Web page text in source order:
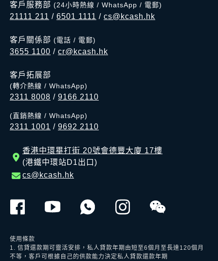
客戶服務部 (24小時熱線 / WhatsApp / 電郵)
21111 211 / 6501 1111 / cs@kcash.hk
客戶關係部 (電話 / 電郵)
3655 1100 / cr@kcash.hk
客戶拓展部
(轉介熱線 / WhatsApp)
2311 8008 / 9166 2110
(直銷熱線 / WhatsApp)
2311 1001 / 9692 2110
香港中環畢打街 20號會德豐大廈 17樓
(港鐵中環站D1出口)
cs@kcash.hk
使用條款
1. 信貸還款期可靈活安排，私人貸款年期由短至6個月至長達120個月
不等，客戶可根據自己的供款能力決定私人貸款還款年期